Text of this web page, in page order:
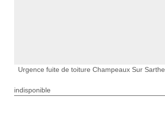
Urgence fuite de toiture Champeaux Sur Sarthe
indisponible